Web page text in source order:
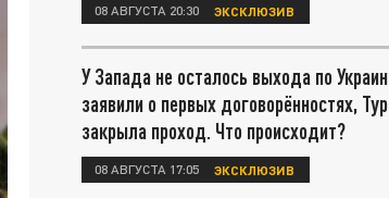
08 АВГУСТА 20:30 ЭКСКЛЮЗИВ
У Запада не осталось выхода по
заявили о первых договорённостях,
закрыла проход. Что происходит?
08 АВГУСТА 17:05 ЭКСКЛЮЗИВ